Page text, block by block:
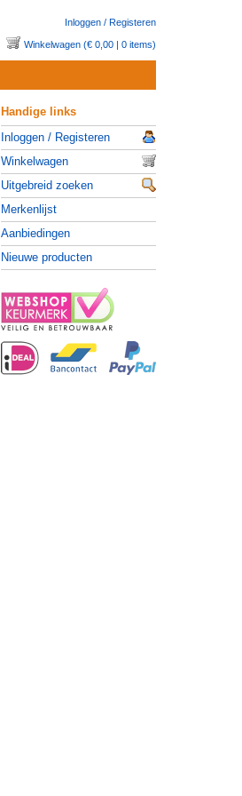
Inloggen / Registeren
Winkelwagen (€ 0,00 | 0 items)
Handige links
Inloggen / Registeren
Winkelwagen
Uitgebreid zoeken
Merkenlijst
Aanbiedingen
Nieuwe producten